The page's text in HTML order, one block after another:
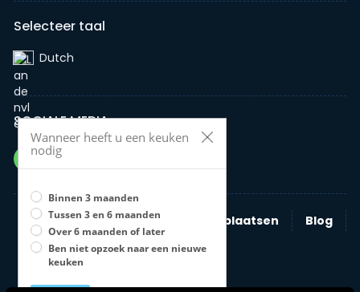
Selecteer taal
Dutch‎
SOCIALE MEDIA
Zoeken Nieuwe advertentie plaatsen
Blog
Bedrijven
Wanneer heeft u een keuken
nodig
Binnen 3 maanden
Tussen 3 en 6 maanden
Over 6 maanden of later
Ben niet opzoek naar een nieuwe
keuken